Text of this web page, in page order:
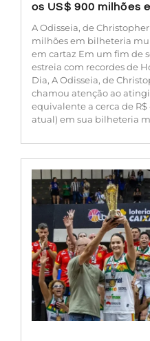
os US$ 900 milhões
A Odisseia, de
milhões em bilheteria
em cartaz Em um fim de
estreia com recordes de
Dia, A Odisseia, de
chamou atenção ao
equivalente a cerca de
atual) em sua bilheteria